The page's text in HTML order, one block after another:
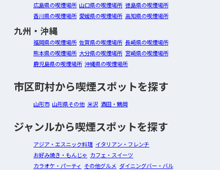
広島県の喫煙場所 山口県の喫煙場所 徳島県の喫煙場所
香川県の喫煙場所 愛媛県の喫煙場所 高知県の喫煙場所
九州・沖縄
福岡県の喫煙場所 佐賀県の喫煙場所 長崎県の喫煙場所
熊本県の喫煙場所 大分県の喫煙場所 宮崎県の喫煙場所
鹿児島県の喫煙場所 沖縄県の喫煙場所
市区町村から喫煙スポットを探す
山形市 山形県その他 米沢 酒田・鶴岡
ジャンルから喫煙スポットを探す
アジア・エスニック料理 イタリアン・フレンチ
お好み焼き・もんじゃ カフェ・スイーツ
カラオケ・パーティ その他グルメ ダイニングバー・バル